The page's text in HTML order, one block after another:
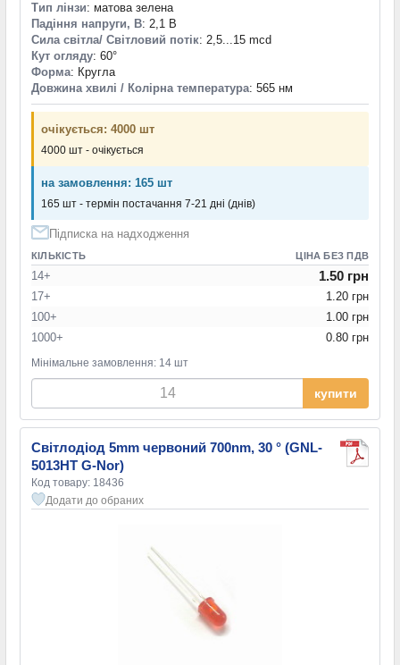
Тип лінзи: матова зелена
Падіння напруги, В: 2,1 В
Сила світла/ Світловий потік: 2,5...15 mcd
Кут огляду: 60°
Форма: Кругла
Довжина хвилі / Колірна температура: 565 нм
очікується: 4000 шт
4000 шт - очікується
на замовлення: 165 шт
165 шт - термін постачання 7-21 дні (днів)
Підписка на надходження
КІЛЬКІСТЬ ЦІНА БЕЗ ПДВ
14+ 1.50 грн
17+
1.20 грн
100+
1.00 грн
1000+
0.80 грн
Мінімальне замовлення: 14 шт
купити
Світлодіод 5mm червоний 700nm, 30 ° (GNL-
5013HT G-Nor)
Код товару: 18436
Додати до обраних